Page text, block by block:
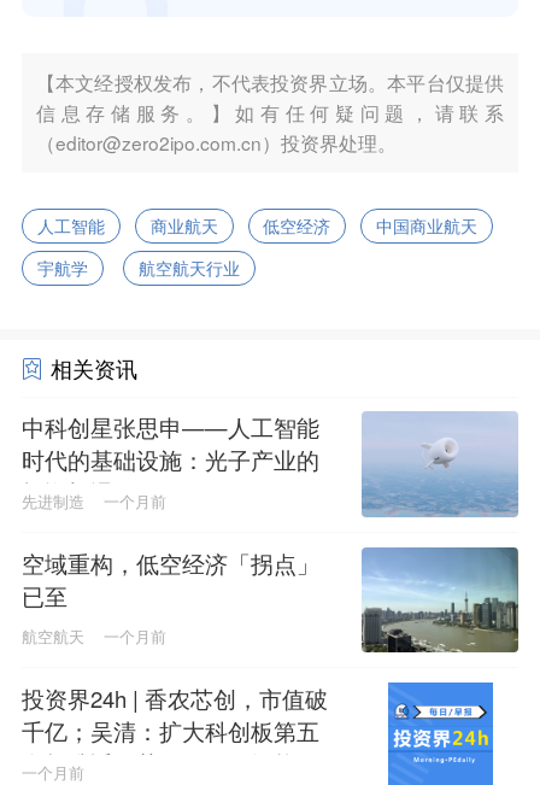
【本文经授权发布，不代表投资界立场。本平台仅提供
信息存储服务。】如有任何疑问题，请联系
（editor@zero2ipo.com.cn）投资界处理。
人工智能 商业航天 低空经济
中国商业航天
宇航学
航空航天行业
相关资讯
中科创星张思申——人工智能
时代的基础设施：光子产业的
投资机遇
先进制造 一个月前
空域重构，低空经济「拐点」
已至
航空航天 一个月前
投资界24h | 香农芯创，市值破
千亿；吴清：扩大科创板第五
套标准适用范围至人工智能领
一个月前